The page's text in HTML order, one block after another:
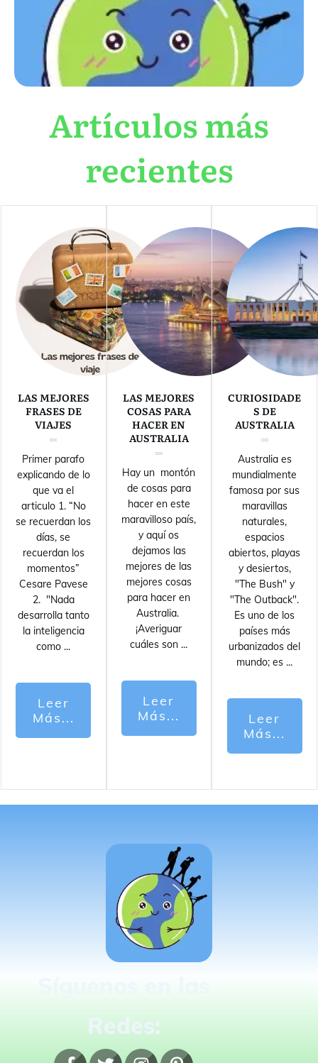
Artículos más
recientes
LAS MEJORES
FRASES DE
VIAJES
Primer parafo
explicando de lo
que va el
articulo 1. “No
se recuerdan los
días, se
recuerdan los
momentos”
Cesare Pavese
2. "Nada
desarrolla tanto
la inteligencia
como ...
Leer
Más...
LAS MEJORES
COSAS PARA
HACER EN
AUSTRALIA
Hay un montón
de cosas para
hacer en este
maravilloso país,
y aquí os
dejamos las
mejores de las
mejores cosas
para hacer en
Australia.
¡Averiguar
cuáles son ...
Leer
Más...
CURIOSIDADE
S DE
AUSTRALIA
Australia es
mundialmente
famosa por sus
maravillas
naturales,
espacios
abiertos, playas
y desiertos,
"The Bush" y
"The Outback".
Es uno de los
países más
urbanizados del
mundo; es ...
Leer
Más...
Redes: